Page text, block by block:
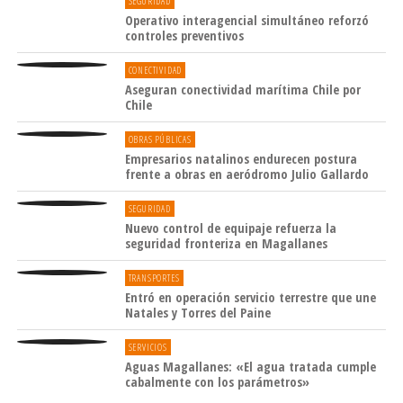
Los documentos para postular son:
Cédula de identidad vigente de la persona
postulante.
Comprobantes de ingreso del último mes
de todos los integrantes del grupo familiar
según corresponda (liquidación de
pensiones, remuneraciones, subsidio de
discapacidad, etc.).
Certificado médico y/o credencial de
discapacidad, que den cuenta de la
condición de dependencia y/o discapacidad
severa de algún integrante del grupo
familiar, o credencial de persona cuidadora
inscritas en el Registro Social de Hogares,
cuando proceda.
Comprobante de pago de la cuenta de gas
Operativo interagencial simultáneo reforzó
controles preventivos
CONECTIVIDAD
Aseguran conectividad marítima Chile por
Chile
OBRAS PÚBLICAS
Empresarios natalinos endurecen postura
frente a obras en aeródromo Julio Gallardo
SEGURIDAD
Nuevo control de equipaje refuerza la
seguridad fronteriza en Magallanes
TRANSPORTES
Entró en operación servicio terrestre que une
Natales y Torres del Paine
SERVICIOS
Aguas Magallanes: «El agua tratada cumple
cabalmente con los parámetros»